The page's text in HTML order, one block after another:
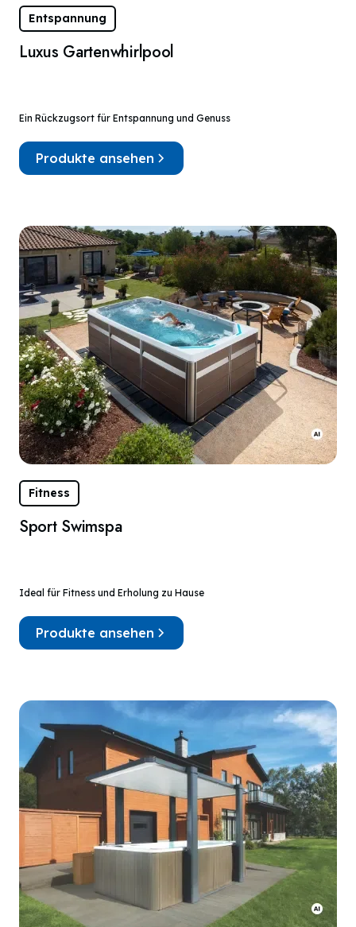
Entspannung
Luxus Gartenwhirlpool
Ein Rückzugsort für Entspannung und Genuss
Produkte ansehen
Fitness
Sport Swimspa
Ideal für Fitness und Erholung zu Hause
Produkte ansehen